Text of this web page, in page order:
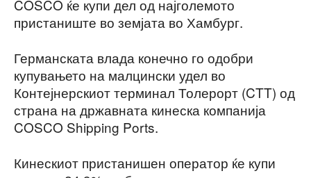
COSCO ќе купи дел од најголемото
пристаниште во земјата во Хамбург.
Германската влада конечно го одобри
купувањето на малцински удел во
Контејнерскиот терминал Толерорт (CTT) од
страна на државната кинеска компанија
COSCO Shipping Ports.
Кинескиот пристанишен оператор ќе купи